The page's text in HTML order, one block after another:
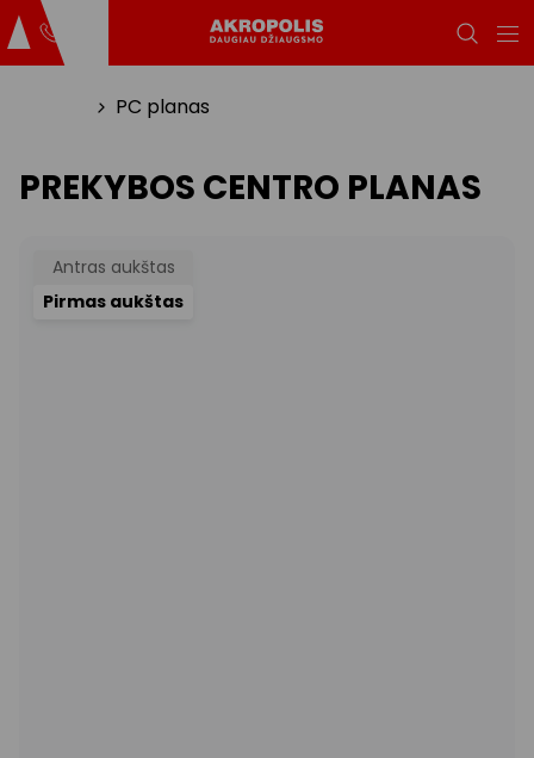
PC planas
PREKYBOS CENTRO PLANAS